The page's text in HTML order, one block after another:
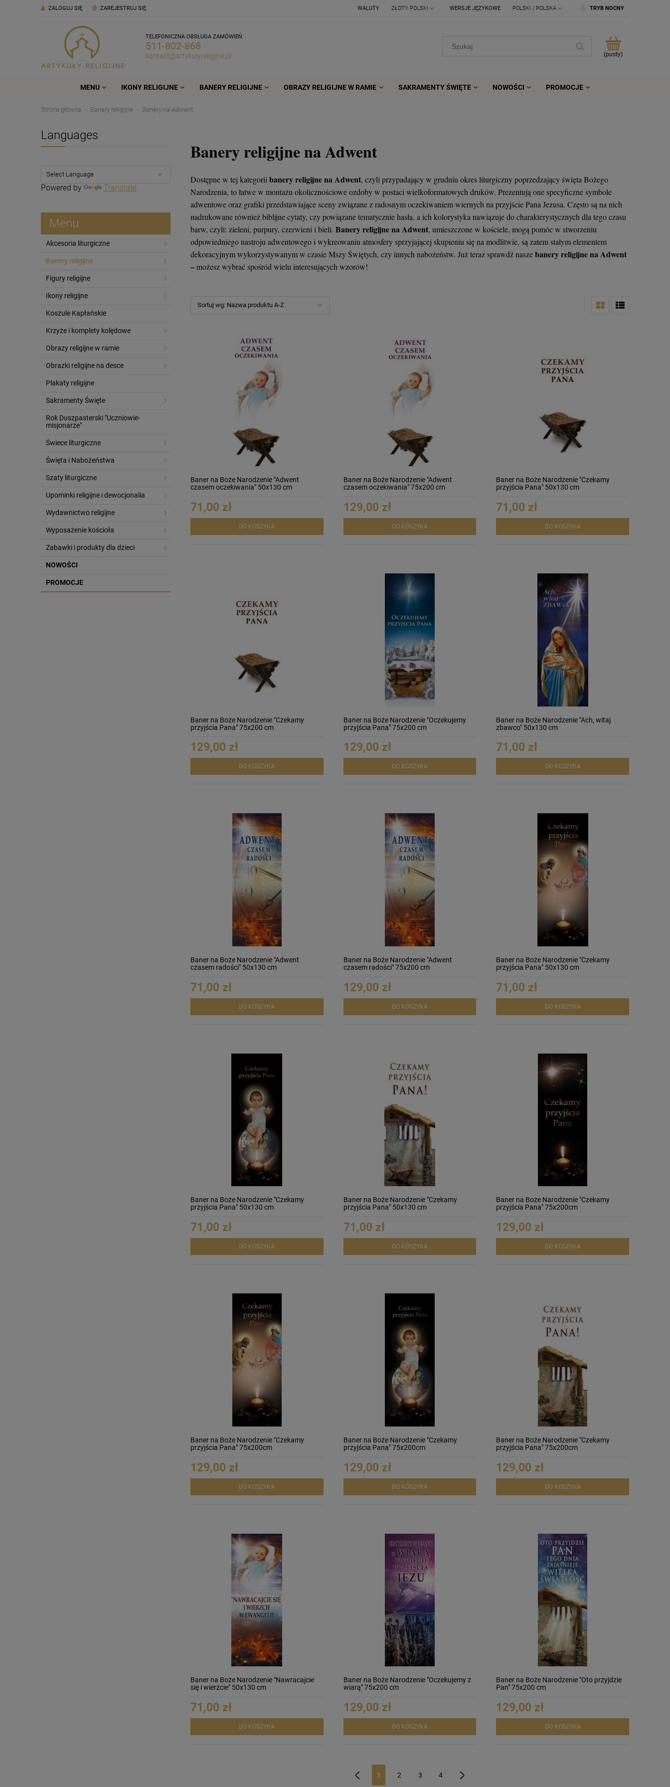
ZAREJESTRUJ SIĘ
ZALOGUJ SIĘ TRYB NOCNY
WERSJE JĘZYKOWE
WALUTY
TELEFONICZNA OBSŁUGA ZAMÓWIEŃ
511-802-868
kontakt@artykulyreligijne.pl (pusty)
MENU IKONY RELIGIJNE BANERY RELIGIJNE OBRAZY RELIGIJNE W RAMIE SAKRAMENTY ŚWIĘTE NOWOŚCI PROMOCJE
Strona główna Banery religijne Banery na Adwent
Languages
Powered by Translate
Menu
Akcesoria liturgiczne
Banery religijne
Figury religijne
Ikony religijne
Koszule Kapłańskie
Krzyże i komplety kolędowe
Obrazy religijne w ramie
Obrazki religijne na desce
Plakaty religijne
Sakramenty Święte
Rok Duszpasterski "Uczniowie-
misjonarze"
Świece liturgiczne
Święta i Nabożeństwa
Szaty liturgiczne
Upominki religijne i dewocjonalia
Wydawnictwo religijne
Wyposażenie kościoła
Zabawki i produkty dla dzieci
NOWOŚCI
PROMOCJE
Banery religijne na Adwent
Dostępne w tej kategoriibanery religijne na Adwent, czyli przypadający w grudniu okres liturgiczny poprzedzający święta Bożego
Narodzenia, to łatwe w montażu okolicznościowe ozdoby w postaci wielkoformatowych druków. Prezentują one specyficzne symbole
adwentowe oraz grafiki przedstawiające sceny związane z radosnym oczekiwaniem wiernych na przyjście Pana Jezusa. Często są na nich
nadrukowane również biblijne cytaty, czy powiązane tematycznie hasła, a ich kolorystyka nawiązuje do charakterystycznych dla tego czasu
barw, czyli: zieleni, purpury, czerwieni i bieli. Banery religijne na Adwent, umieszczone w kościele, mogą pomóc w stworzeniu
odpowiedniego nastroju adwentowego i wykreowaniu atmosfery sprzyjającej skupieniu się na modlitwie, są zatem stałym elementem
dekoracyjnym wykorzystywanym w czasie Mszy Świętych, czy innych nabożeństw. Już teraz sprawdź naszebanery religijne na Adwent
–możesz wybrać spośród wielu interesujących wzorów!
Sortuj wg: Nazwa produktu A-Z
Baner na Boże Narodzenie "Adwent
czasem oczekiwania" 50x130 cm
71,00 zł
DO KOSZYKA
Baner na Boże Narodzenie "Adwent
czasem oczekiwania" 75x200 cm
129,00 zł
DO KOSZYKA
Baner na Boże Narodzenie "Czekamy
przyjścia Pana" 50x130 cm
71,00 zł
DO KOSZYKA
Baner na Boże Narodzenie "Czekamy
przyjścia Pana" 75x200 cm
129,00 zł
DO KOSZYKA
Baner na Boże Narodzenie "Oczekujemy
przyjścia Pana" 75x200 cm
129,00 zł
DO KOSZYKA
Baner na Boże Narodzenie "Ach, witaj
zbawco" 50x130 cm
71,00 zł
DO KOSZYKA
Baner na Boże Narodzenie "Adwent
czasem radości" 50x130 cm
71,00 zł
DO KOSZYKA
Baner na Boże Narodzenie "Adwent
czasem radości" 75x200 cm
129,00 zł
DO KOSZYKA
Baner na Boże Narodzenie "Czekamy
przyjścia Pana" 50x130 cm
71,00 zł
DO KOSZYKA
Baner na Boże Narodzenie "Czekamy
przyjścia Pana" 50x130 cm
71,00 zł
DO KOSZYKA
Baner na Boże Narodzenie "Czekamy
przyjścia Pana" 50x130 cm
71,00 zł
DO KOSZYKA
Baner na Boże Narodzenie "Czekamy
przyjścia Pana" 75x200cm
129,00 zł
DO KOSZYKA
Baner na Boże Narodzenie "Czekamy
przyjścia Pana" 75x200cm
129,00 zł
DO KOSZYKA
Baner na Boże Narodzenie "Czekamy
przyjścia Pana" 75x200cm
129,00 zł
DO KOSZYKA
Baner na Boże Narodzenie "Czekamy
przyjścia Pana" 75x200cm
129,00 zł
DO KOSZYKA
Baner na Boże Narodzenie "Nawracajcie
się i wierzcie" 50x130 cm
71,00 zł
DO KOSZYKA
Baner na Boże Narodzenie "Oczekujemy z
wiarą" 75x200 cm
129,00 zł
DO KOSZYKA
Baner na Boże Narodzenie "Oto przyjdzie
Pan" 75x200 cm
129,00 zł
DO KOSZYKA
1 2 3 4